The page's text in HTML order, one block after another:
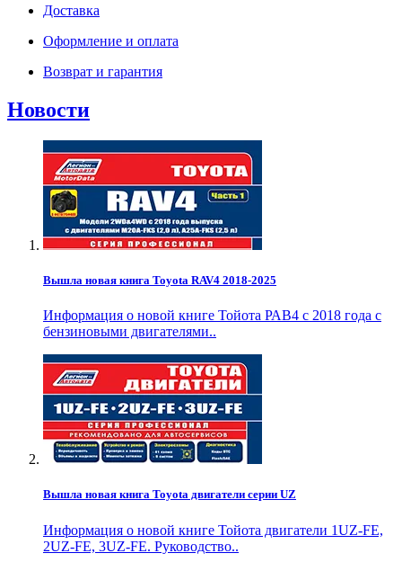
Доставка
Оформление и оплата
Возврат и гарантия
Новости
Вышла новая книга Toyota RAV4 2018-2025
Информация о новой книге Тойота РАВ4 с 2018 года с
бензиновыми двигателями..
Вышла новая книга Toyota двигатели серии UZ
Информация о новой книге Тойота двигатели 1UZ-FE,
2UZ-FE, 3UZ-FE. Руководство..